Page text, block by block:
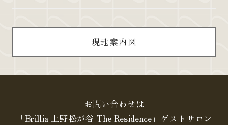
現地案内図
お問い合わせは
「Brillia 上野松が谷 The Residence」ゲストサロン